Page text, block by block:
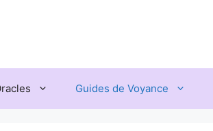
Guides de Voyance